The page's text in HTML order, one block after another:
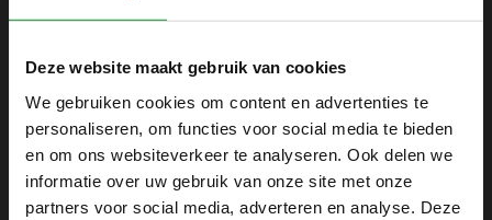
Deze website maakt gebruik van cookies
We gebruiken cookies om content en advertenties te
personaliseren, om functies voor social media te bieden
en om ons websiteverkeer te analyseren. Ook delen we
informatie over uw gebruik van onze site met onze
partners voor social media, adverteren en analyse. Deze
SHIRTSUPPLIER.NL
Webshop voor mannen
Zijlijnstraat 24
1433 DC